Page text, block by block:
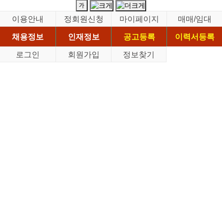
이용안내 정회원신청 마이페이지
매매/임대
채용정보
인재정보 공고등록
이력서등록
로그인
회원가입 정보찾기